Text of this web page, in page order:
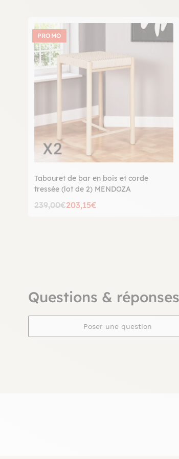
PROMO
Tabouret de bar en bois et corde
tressée (lot de 2) MENDOZA
239,00€203,15€
Questions &
Poser une question